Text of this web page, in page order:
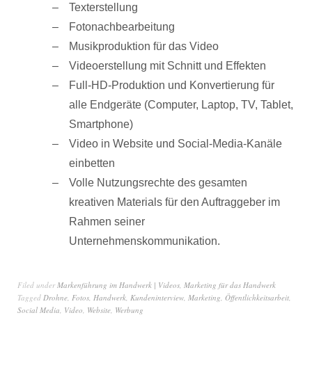
Texterstellung
Fotonachbearbeitung
Musikproduktion für das Video
Videoerstellung mit Schnitt und Effekten
Full-HD-Produktion und Konvertierung für
alle Endgeräte (Computer, Laptop, TV, Tablet,
Smartphone)
Video in Website und Social-Media-Kanäle
einbetten
Volle Nutzungsrechte des gesamten
kreativen Materials für den Auftraggeber im
Rahmen seiner
Unternehmenskommunikation.
Filed underMarkenführung im Handwerk | Videos, Marketing für das Handwerk
Tagged Drohne, Fotos, Handwerk, Kundeninterview, Marketing, Öffentlichkeitsarbeit,
Social Media, Video, Website, Werbung